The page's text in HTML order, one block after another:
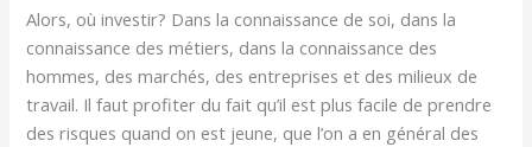
Alors, où investir? Dans la connaissance de soi, dans la
connaissance des métiers, dans la connaissance des
hommes, des marchés, des entreprises et des milieux de
travail. Il faut profiter du fait qu’il est plus facile de prendre
des risques quand on est jeune, que l’on a en général des